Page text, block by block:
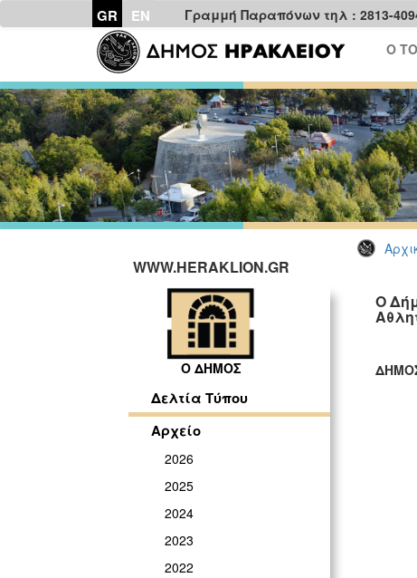
GR EN Γραμμή Παραπόνων τηλ : 2813-
Ο
WWW.HERAKLION.GR
Ο ΔΗΜΟΣ
Δελτία Τύπου
Αρχείο
2026
2025
2024
2023
2022
Ο